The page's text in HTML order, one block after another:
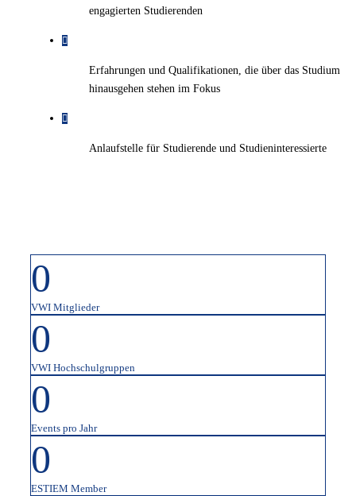
engagierten Studierenden
Erfahrungen und Qualifikationen, die über das Studium
hinausgehen stehen im Fokus
Anlaufstelle für Studierende und Studieninteressierte
0
VWI Mitglieder
0
VWI Hochschulgruppen
0
Events pro Jahr
0
ESTIEM Member